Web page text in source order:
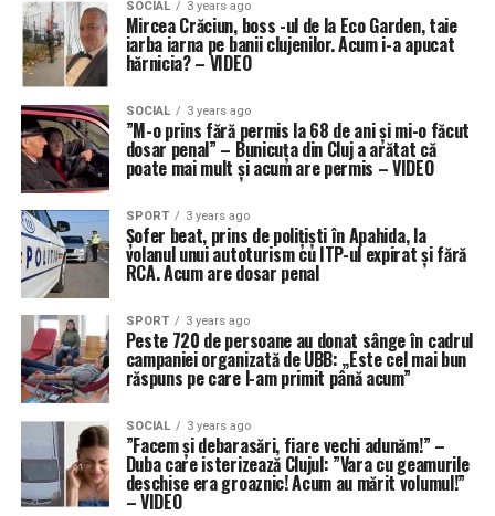
SOCIAL 3 years ago
Mircea Crăciun, boss -ul de la Eco Garden, taie
iarba iarna pe banii clujenilor. Acum i-a apucat
hărnicia? – VIDEO
SOCIAL 3 years ago
”M-o prins fără permis la 68 de ani și mi-o făcut
dosar penal” – Bunicuța din Cluj a arătat că
poate mai mult și acum are permis – VIDEO
SPORT 3 years ago
Șofer beat, prins de polițiști în Apahida, la
volanul unui autoturism cu ITP-ul expirat și fără
RCA. Acum are dosar penal
SPORT 3 years ago
Peste 720 de persoane au donat sânge în cadrul
campaniei organizată de UBB: „Este cel mai bun
răspuns pe care l-am primit până acum”
SOCIAL 3 years ago
”Facem și debarasări, fiare vechi adunăm!” –
Duba care isterizează Clujul: ”Vara cu geamurile
deschise era groaznic! Acum au mărit volumul!”
– VIDEO